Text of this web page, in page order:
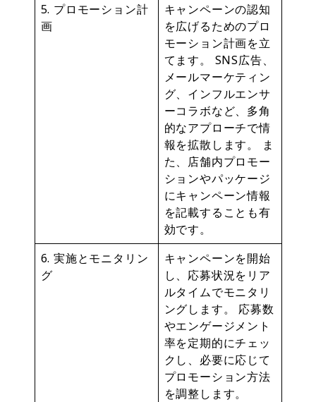
5. プロモーション計
画
キャンペーンの認知
を広げるためのプロ
モーション計画を立
てます。 SNS広告、
メールマーケティン
グ、インフルエンサ
ーコラボなど、多角
的なアプローチで情
報を拡散します。 ま
た、店舗内プロモー
ションやパッケージ
にキャンペーン情報
を記載することも有
効です。
6. 実施とモニタリン
グ
キャンペーンを開始
し、応募状況をリア
ルタイムでモニタリ
ングします。 応募数
やエンゲージメント
率を定期的にチェッ
クし、必要に応じて
プロモーション方法
を調整します。